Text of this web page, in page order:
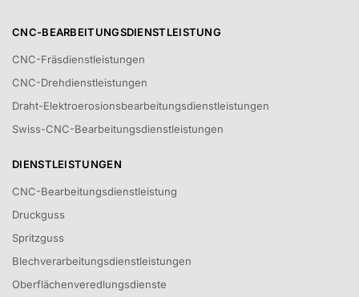
CNC-BEARBEITUNGSDIENSTLEISTUNG
CNC-Fräsdienstleistungen
CNC-Drehdienstleistungen
Draht-Elektroerosionsbearbeitungsdienstleistungen
Swiss-CNC-Bearbeitungsdienstleistungen
DIENSTLEISTUNGEN
CNC-Bearbeitungsdienstleistung
Druckguss
Spritzguss
Blechverarbeitungsdienstleistungen
Oberflächenveredlungsdienste